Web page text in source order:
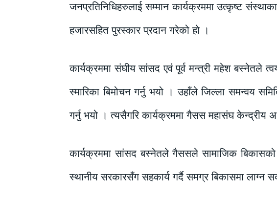
जनप्रतिनिधिहरुलाई सम्मान कार्यक्रममा उत्कृष्ट
हजारसहित पुरस्कार प्रदान गरेको हो ।
कार्यक्रममा संघीय सांसद एवं पूर्व मन्त्री महेश बस्नेतले
स्मारिका बिमोचन गर्नु भयो । उहाँले जिल्ला समन्वय
गर्नु भयो । त्यसैगरि कार्यक्रममा गैसस महासंघ केन्द्रीय
कार्यक्रममा सांसद बस्नेतले गैससले सामाजिक बिकासको
स्थानीय सरकारसँग सहकार्य गर्दै समग्र बिकासमा लाग्न